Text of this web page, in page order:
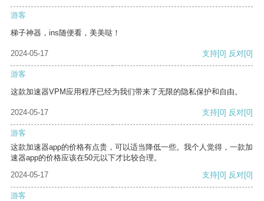
游客
梯子神器，ins随便看，美美哒！
2024-05-17 支持[0] 反对[0]
游客
这款加速器VPM应用程序已经为我们带来了无限的隐私保护和自由。
2024-05-17 支持[0] 反对[0]
游客
这款加速器app的价格有点贵，可以适当降低一些。我个人觉得，一款加
速器app的价格应该在50元以下才比较合理。
2024-05-17
支持[0] 反对[0]
游客